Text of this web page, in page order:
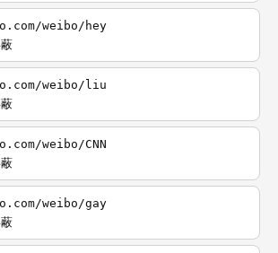
weibo/hey
weibo/liu
weibo/CNN
weibo/gay